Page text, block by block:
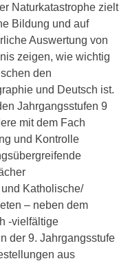
Naturkatastrophe zielt
Bildung und auf
Auswertung von
zeigen, wie wichtig
den
und Deutsch ist.
Jahrgangsstufen 9
mit dem Fach
und Kontrolle
Katholische/
– neben dem
-vielfältige
der 9. Jahrgangsstufe
aus